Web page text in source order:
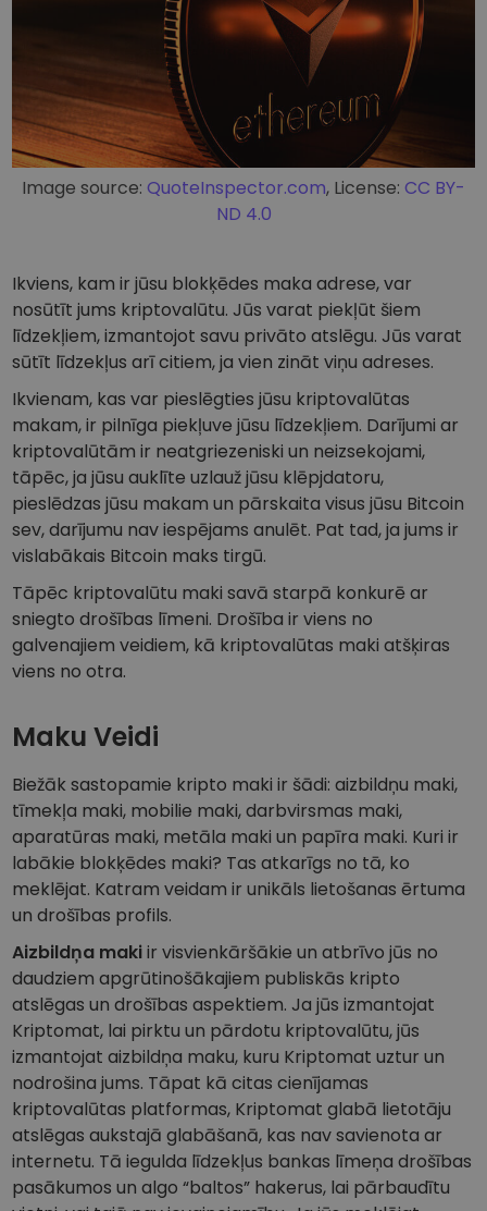
Image source: QuoteInspector.com, License: CC BY-
ND 4.0
Ikviens, kam ir jūsu blokķēdes maka adrese, var
nosūtīt jums kriptovalūtu. Jūs varat piekļūt šiem
līdzekļiem, izmantojot savu privāto atslēgu. Jūs varat
sūtīt līdzekļus arī citiem, ja vien zināt viņu adreses.
Ikvienam, kas var pieslēgties jūsu kriptovalūtas
makam, ir pilnīga piekļuve jūsu līdzekļiem. Darījumi ar
kriptovalūtām ir neatgriezeniski un neizsekojami,
tāpēc, ja jūsu auklīte uzlauž jūsu klēpjdatoru,
pieslēdzas jūsu makam un pārskaita visus jūsu Bitcoin
sev, darījumu nav iespējams anulēt. Pat tad, ja jums ir
vislabākais Bitcoin maks tirgū.
Tāpēc kriptovalūtu maki savā starpā konkurē ar
sniegto drošības līmeni. Drošība ir viens no
galvenajiem veidiem, kā kriptovalūtas maki atšķiras
viens no otra.
Maku Veidi
Biežāk sastopamie kripto maki ir šādi: aizbildņu maki,
tīmekļa maki, mobilie maki, darbvirsmas maki,
aparatūras maki, metāla maki un papīra maki. Kuri ir
labākie blokķēdes maki? Tas atkarīgs no tā, ko
meklējat. Katram veidam ir unikāls lietošanas ērtuma
un drošības profils.
Aizbildņa makiir visvienkāršākie un atbrīvo jūs no
daudziem apgrūtinošākajiem publiskās kripto
atslēgas un drošības aspektiem. Ja jūs izmantojat
Kriptomat, lai pirktu un pārdotu kriptovalūtu, jūs
izmantojat aizbildņa maku, kuru Kriptomat uztur un
nodrošina jums. Tāpat kā citas cienījamas
kriptovalūtas platformas, Kriptomat glabā lietotāju
atslēgas aukstajā glabāšanā, kas nav savienota ar
internetu. Tā iegulda līdzekļus bankas līmeņa drošības
pasākumos un algo “baltos” hakerus, lai pārbaudītu